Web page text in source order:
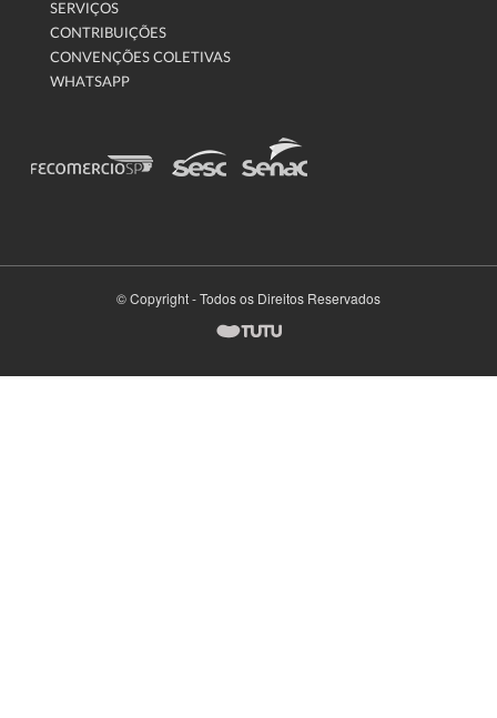
SERVIÇOS
CONTRIBUIÇÕES
CONVENÇÕES COLETIVAS
WHATSAPP
© Copyright - Todos os Direitos Reservados